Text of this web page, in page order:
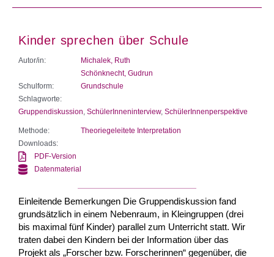
Kinder sprechen über Schule
Autor/in:
Michalek, Ruth
Schönknecht, Gudrun
Schulform:
Grundschule
Schlagworte:
Gruppendiskussion SchülerInneninterview, SchülerInnenperspektive
Methode:
Theoriegeleitete Interpretation
Downloads:
PDF-Version
Datenmaterial
Einleitende Bemerkungen Die Gruppendiskussion fand
grundsätzlich in einem Nebenraum, in Kleingruppen (drei
bis maximal fünf Kinder) parallel zum Unterricht statt. Wir
traten dabei den Kindern bei der Information über das
Projekt als „Forscher bzw. Forscherinnen“ gegenüber, die